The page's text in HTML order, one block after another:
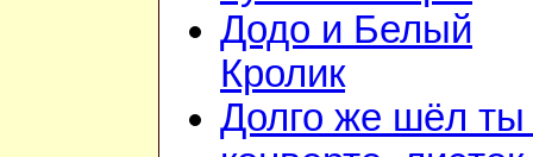
Додо и Белый
Кролик
Долго же шёл ты